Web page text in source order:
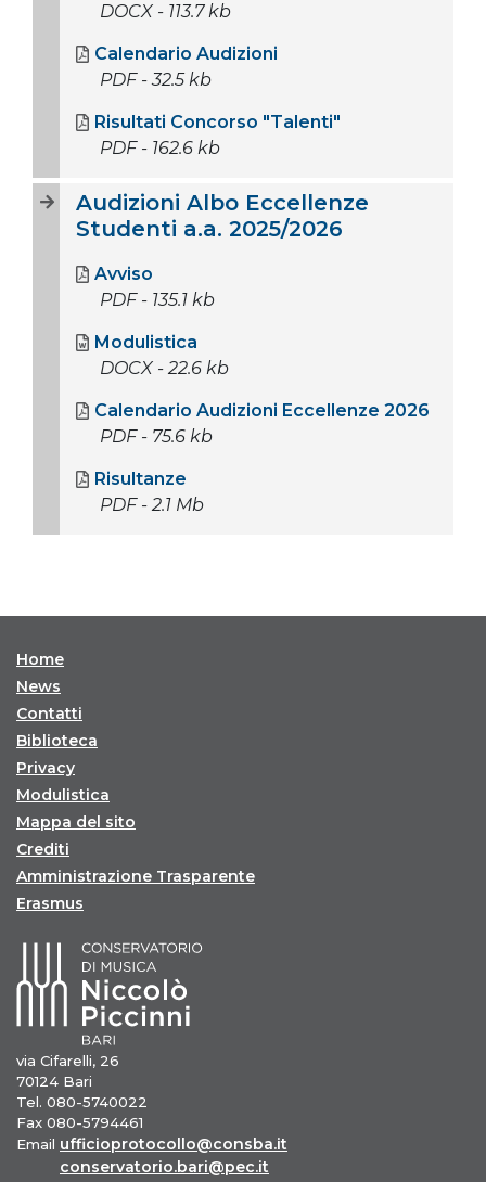
DOCX - 113.7 kb
Calendario Audizioni
PDF - 32.5 kb
Risultati Concorso "Talenti"
PDF - 162.6 kb
Audizioni Albo Eccellenze
Studenti a.a. 2025/2026
Avviso
PDF - 135.1 kb
Modulistica
DOCX - 22.6 kb
Calendario Audizioni Eccellenze 2026
PDF - 75.6 kb
Risultanze
PDF - 2.1 Mb
Home
News
Contatti
Biblioteca
Privacy
Modulistica
Mappa del sito
Crediti
Amministrazione Trasparente
Erasmus
via Cifarelli, 26
70124 Bari
Tel. 080-5740022
Fax 080-5794461
Email ufficioprotocollo@consba.it
conservatorio.bari@pec.it